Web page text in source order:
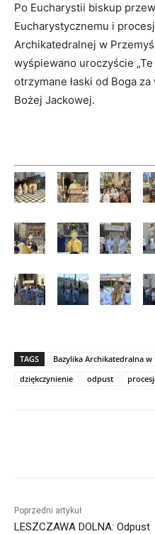
Po Eucharystii biskup
Eucharystycznemu i
Archikatedralnej w
wyśpiewano uroczyście
otrzymane łaski od Boga
Bożej Jackowej.
TAGS Bazylika Archikatedralna w
dziękczynienie
odpust
Poprzedni artykuł
LESZCZAWA DOLNA: Odpust